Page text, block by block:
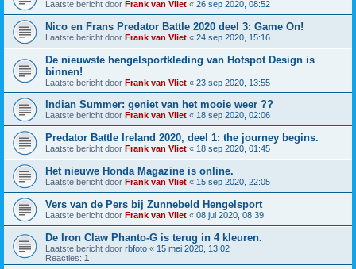
Laatste bericht door Frank van Vliet « 26 sep 2020, 08:52
Nico en Frans Predator Battle 2020 deel 3: Game On!
Laatste bericht door Frank van Vliet « 24 sep 2020, 15:16
De nieuwste hengelsportkleding van Hotspot Design is
binnen!
Laatste bericht door Frank van Vliet « 23 sep 2020, 13:55
Indian Summer: geniet van het mooie weer ??
Laatste bericht door Frank van Vliet « 18 sep 2020, 02:06
Predator Battle Ireland 2020, deel 1: the journey begins.
Laatste bericht door Frank van Vliet « 18 sep 2020, 01:45
Het nieuwe Honda Magazine is online.
Laatste bericht door Frank van Vliet « 15 sep 2020, 22:05
Vers van de Pers bij Zunnebeld Hengelsport
Laatste bericht door Frank van Vliet « 08 jul 2020, 08:39
De Iron Claw Phanto-G is terug in 4 kleuren.
Laatste bericht door rbfoto « 15 mei 2020, 13:02
Reacties: 1